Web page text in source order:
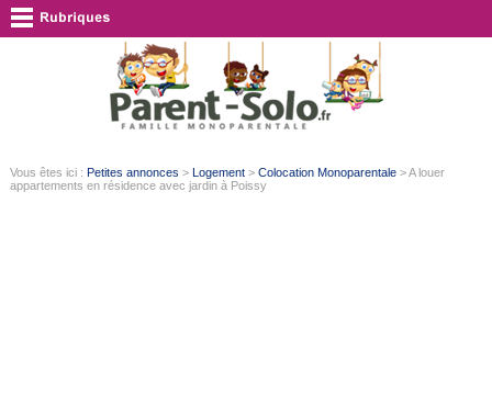
Vous êtes ici : Petites annonces > Logement> Colocation Monoparentale> A louer
appartements en résidence avec jardin à Poissy